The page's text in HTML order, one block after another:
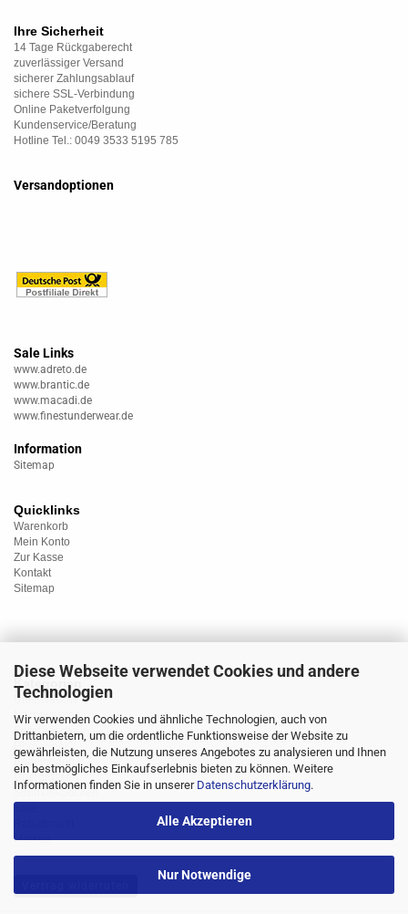
Diese Webseite verwendet Cookies und andere
Technologien
Wir verwenden Cookies und ähnliche Technologien, auch von
Drittanbietern, um die ordentliche Funktionsweise der Website zu
gewährleisten, die Nutzung unseres Angebotes zu analysieren und Ihnen
ein bestmögliches Einkaufserlebnis bieten zu können. Weitere
Informationen finden Sie in unserer Datenschutzerklärung.
Alle Akzeptieren
Nur Notwendige
Ihre Sicherheit
14 Tage Rückgaberecht
zuverlässiger Versand
sicherer Zahlungsablauf
sichere SSL-Verbindung
Online Paketverfolgung
Kundenservice/Beratung
Hotline Tel.: 0049 3533 5195 785
Versandoptionen
Sale Links
www.adreto.de
www.brantic.de
www.macadi.de
www.finestunderwear.de
Information
Sitemap
Quicklinks
Warenkorb
Mein Konto
Zur Kasse
Kontakt
Sitemap
Kategorien
Unterwäsche
Nachtwäsche
Sportwäsche
Homewear
Bademoden
Übergrössen
Strümpfe/Socken
Marken